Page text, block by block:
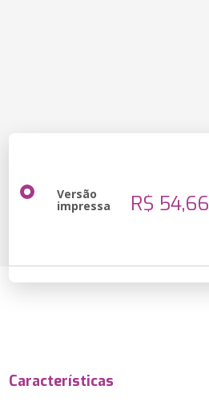
Versão
impressa R$ 54,66
Características